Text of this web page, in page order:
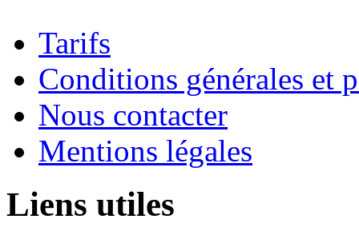
Tarifs
Conditions générales et
Nous contacter
Mentions légales
Liens utiles